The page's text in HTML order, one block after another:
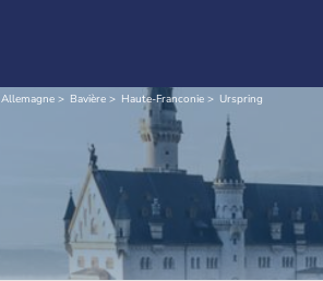
Allemagne Bavière Haute-Franconie Urspring